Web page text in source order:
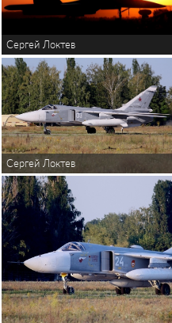
Сергей Локтев
Сергей Локтев